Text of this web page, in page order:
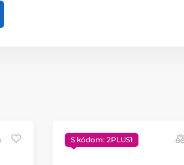
S kódom: 2PLUS1